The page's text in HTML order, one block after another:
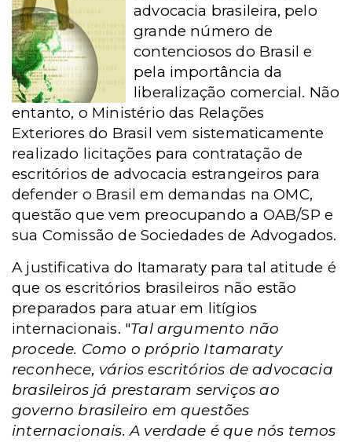
advocacia brasileira, pelo
grande número de
contenciosos do Brasil e
pela importância da
liberalização comercial. Não
entanto, o Ministério das Relações
Exteriores do Brasil vem sistematicamente
realizado licitações para contratação de
escritórios de advocacia estrangeiros para
defender o Brasil em demandas na OMC,
questão que vem preocupando a OAB/SP e
sua Comissão de Sociedades de Advogados.
A justificativa do Itamaraty para tal atitude é
que os escritórios brasileiros não estão
preparados para atuar em litígios
internacionais. "Tal argumento não
procede. Como o próprio Itamaraty
reconhece, vários escritórios de advocacia
brasileiros já prestaram serviços ao
governo brasileiro em questões
internacionais. A verdade é que nós temos